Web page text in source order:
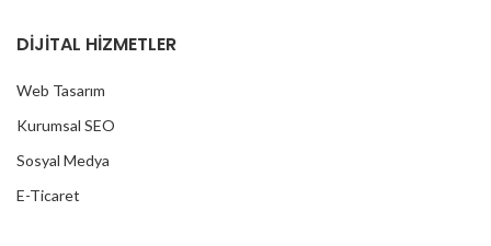
DİJİTAL HİZMETLER
Web Tasarım
Kurumsal SEO
Sosyal Medya
E-Ticaret